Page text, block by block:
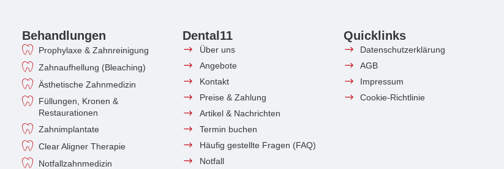
Behandlungen
Prophylaxe & Zahnreinigung
Zahnaufhellung (Bleaching)
Ästhetische Zahnmedizin
Füllungen, Kronen &
Restaurationen
Zahnimplantate
Clear Aligner Therapie
Notfallzahnmedizin
Dental11
Über uns
Angebote
Kontakt
Preise & Zahlung
Artikel & Nachrichten
Termin buchen
Häufig gestellte Fragen (FAQ)
Notfall
Quicklinks
Datenschutzerklärung
AGB
Impressum
Cookie-Richtlinie